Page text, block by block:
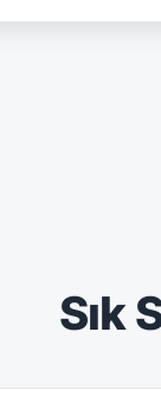
Sık